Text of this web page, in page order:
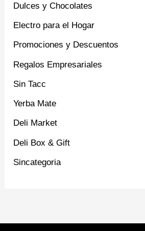
Dulces y Chocolates
Electro para el Hogar
Promociones y Descuentos
Regalos Empresariales
Sin Tacc
Yerba Mate
Deli Market
Deli Box & Gift
Sincategoria